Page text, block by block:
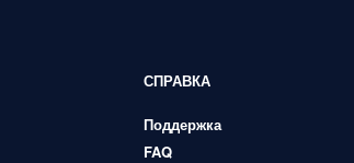
СПРАВКА
Поддержка
FAQ